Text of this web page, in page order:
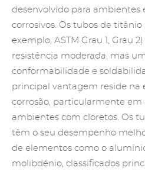
desenvolvido para
corrosivos. Os tubos de
exemplo, ASTM Grau 1, Grau
resistência moderada, mas
conformabilidade e
principal vantagem reside na
corrosão, particularmente em
ambientes com cloretos. Os
têm o seu desempenho
de elementos como o
molibdénio, classificados